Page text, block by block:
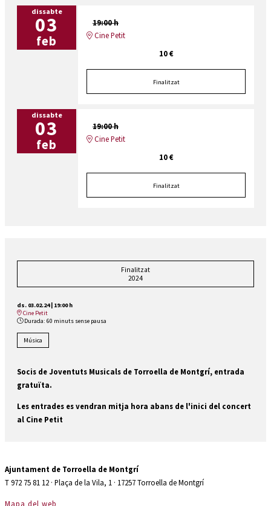
dissabte
03
feb
19:00 h
Cine Petit
10 €
Finalitzat
dissabte
03
feb
19:00 h
Cine Petit
10 €
Finalitzat
Finalitzat
2024
ds. 03.02.24| 19:00 h
Cine Petit
Durada: 60 minuts sense pausa
Música
Socis de Joventuts Musicals de Torroella de Montgrí, entrada
gratuïta.
Les entrades es vendran mitja hora abans de l'inici del concert
al Cine Petit
Ajuntament de Torroella de Montgrí
T 972 75 81 12 · Plaça de la Vila, 1 · 17257 Torroella de Montgrí
Mapa del web